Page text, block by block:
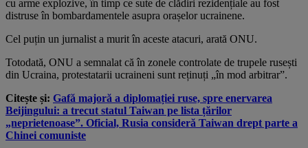
cu arme explozive, în timp ce sute de clădiri rezidențiale au fost
distruse în bombardamentele asupra orașelor ucrainene.
Cel puțin un jurnalist a murit în aceste atacuri, arată ONU.
Totodată, ONU a semnalat că în zonele controlate de trupele rusești
din Ucraina, protestatarii ucraineni sunt reținuți „în mod arbitrar”.
Citește și: Gafă majoră a diplomației ruse, spre enervarea
Beijingului: a trecut statul Taiwan pe lista țărilor
„neprietenoase”. Oficial, Rusia consideră Taiwan drept parte a
Chinei comuniste